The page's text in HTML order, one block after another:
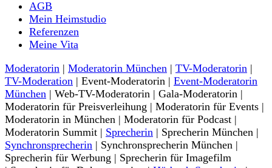
AGB
Mein Heimstudio
Referenzen
Meine Vita
Moderatorin | Moderatorin München | TV-Moderatorin |
TV-Moderation | Event-Moderatorin | Event-Moderatorin
München | Web-TV-Moderatorin | Gala-Moderatorin |
Moderatorin für Preisverleihung | Moderatorin für Events |
Moderatorin in München | Moderatorin für Podcast |
Moderatorin Summit | Sprecherin | Sprecherin München |
Synchronsprecherin | Synchronsprecherin München |
Sprecherin für Werbung | Sprecherin für Imagefilm